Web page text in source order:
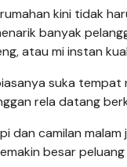
kini tidak
banyak
atau mi instan
suka tempat
rela datang
dan camilan
besar